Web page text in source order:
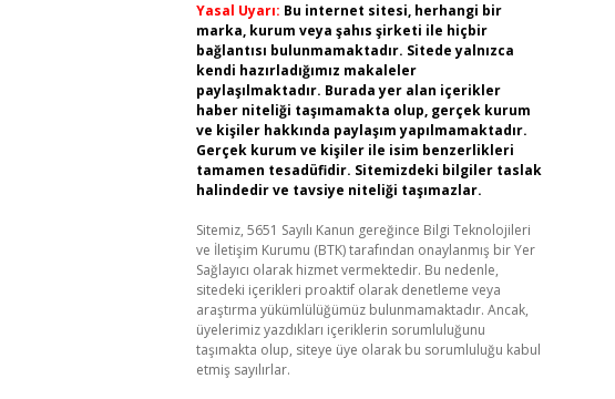
Yasal Uyarı: Bu internet sitesi, herhangi bir
marka, kurum veya şahıs şirketi ile hiçbir
bağlantısı bulunmamaktadır. Sitede yalnızca
kendi hazırladığımız makaleler
paylaşılmaktadır. Burada yer alan içerikler
haber niteliği taşımamakta olup, gerçek kurum
ve kişiler hakkında paylaşım yapılmamaktadır.
Gerçek kurum ve kişiler ile isim benzerlikleri
tamamen tesadüfidir. Sitemizdeki bilgiler taslak
halindedir ve tavsiye niteliği taşımazlar.
Sitemiz, 5651 Sayılı Kanun gereğince Bilgi Teknolojileri
ve İletişim Kurumu (BTK) tarafından onaylanmış bir Yer
Sağlayıcı olarak hizmet vermektedir. Bu nedenle,
sitedeki içerikleri proaktif olarak denetleme veya
araştırma yükümlülüğümüz bulunmamaktadır. Ancak,
üyelerimiz yazdıkları içeriklerin sorumluluğunu
taşımakta olup, siteye üye olarak bu sorumluluğu kabul
etmiş sayılırlar.